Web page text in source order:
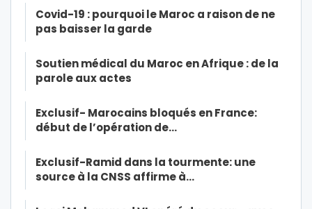
Covid-19 : pourquoi le Maroc a raison de ne
pas baisser la garde
Soutien médical du Maroc en Afrique : de la
parole aux actes
Exclusif- Marocains bloqués en France:
début de l’opération de…
Exclusif-Ramid dans la tourmente: une
source à la CNSS affirme à…